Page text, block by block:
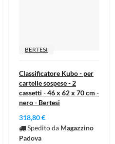
BERTESI
Classificatore Kubo - per
cartelle sospese - 2
cassetti - 46 x 62 x 70 cm -
nero - Bertesi
318,80 €
Spedito da Magazzino
Padova